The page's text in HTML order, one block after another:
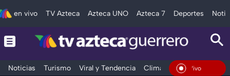
en vivo TV Azteca Azteca UNO Azteca 7 Deportes
Noticias Turismo Viral y Tendencia Clima Deportes
En Vivo